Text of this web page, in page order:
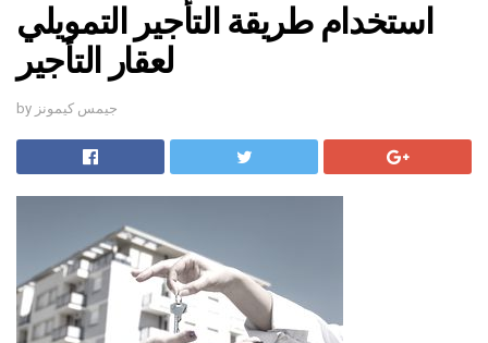
استخدام طريقة التأجير التمويلي
لعقار التأجير
by جيمس كيمونز